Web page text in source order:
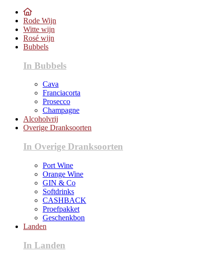
Rode Wijn
Witte wijn
Rosé wijn
Bubbels
In Bubbels
Cava
Franciacorta
Prosecco
Champagne
Alcoholvrij
Overige Dranksoorten
In Overige Dranksoorten
Port Wine
Orange Wine
GIN & Co
Softdrinks
CASHBACK
Proefpakket
Geschenkbon
Landen
In Landen